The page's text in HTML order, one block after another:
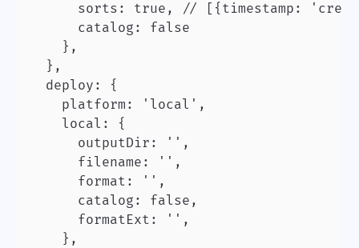
sorts: true, // [{timestamp:
      catalog: false
    },
  },
  deploy: {
    platform: 'local',
    local: {
      outputDir: '',
      filename: '',
      format: '',
      catalog: false,
      formatExt: '',
    },